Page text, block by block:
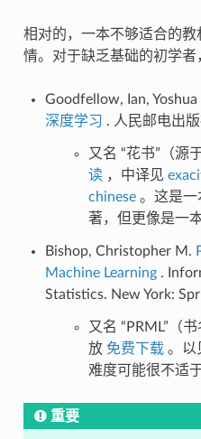
相对的，一本不够适合的
情。对于缺乏基础的初学者
Goodfellow, Ian,
深度学习 . 人民邮电出
又名 “花书”（源
读，中译见
chinese。这是一
著，但更像是一
Bishop, Christopher M.
Machine Learning.
Statistics. New York:
又名 “PRML”（
放 免费下载。以
难度可能很不适
重要